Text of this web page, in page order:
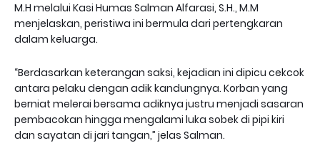
M.H melalui Kasi Humas Salman Alfarasi, S.H., M.M
menjelaskan, peristiwa ini bermula dari pertengkaran
dalam keluarga.
“Berdasarkan keterangan saksi, kejadian ini dipicu cekcok
antara pelaku dengan adik kandungnya. Korban yang
berniat melerai bersama adiknya justru menjadi sasaran
pembacokan hingga mengalami luka sobek di pipi kiri
dan sayatan di jari tangan,” jelas Salman.